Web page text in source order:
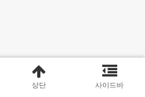
상단 사이드바